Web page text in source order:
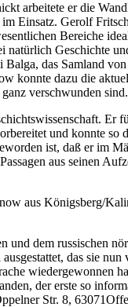
arbeitete er die
Einsatz. Gerolf
Bereiche
Geschichte
das Samland
konnte dazu die
verschwunden sind.
Er
und konnte
ist, daß er im
aus seinen
aus Königsberg/
dem russischen
das sie
wiedergewonnen
der erste so
Str. 8,